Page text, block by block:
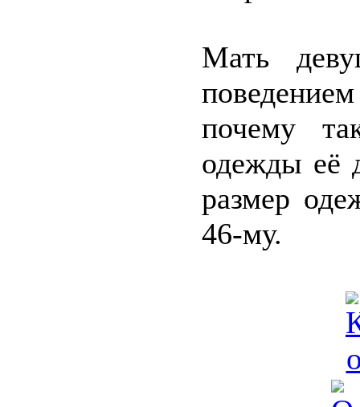
Мать
почему
одежды её
размер
46-му.